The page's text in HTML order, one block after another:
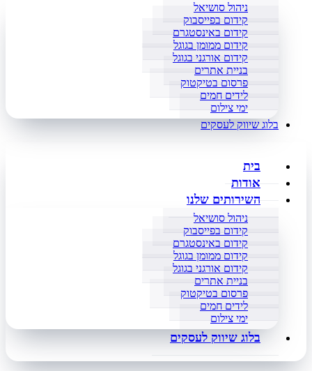
ניהול סושיאל
קידום בפייסבוק
קידום באינסטגרם
קידום ממומן בגוגל
קידום אורגני בגוגל
בניית אתרים
פרסום בטיקטוק
לידים חמים
ימי צילום
בלוג שיווק לעסקים
בית
אודות
השירותים שלנו
ניהול סושיאל
קידום בפייסבוק
קידום באינסטגרם
קידום ממומן בגוגל
קידום אורגני בגוגל
בניית אתרים
פרסום בטיקטוק
לידים חמים
ימי צילום
בלוג שיווק לעסקים